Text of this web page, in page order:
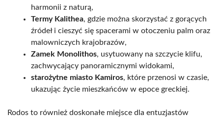
harmonii z naturą,
Termy Kalithea, gdzie można skorzystać z gorących
źródeł i cieszyć się spacerami w otoczeniu palm oraz
malowniczych krajobrazów,
Zamek Monolithos, usytuowany na szczycie klifu,
zachwycający panoramicznymi widokami,
starożytne miasto Kamiros, które przenosi w czasie,
ukazując życie mieszkańców w epoce greckiej.
Rodos to również doskonałe miejsce dla entuzjastów